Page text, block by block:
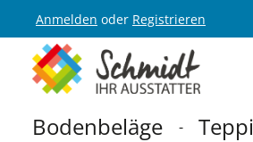
Hauptnavigation springen
Anmelden oder Registrieren
Bodenbeläge